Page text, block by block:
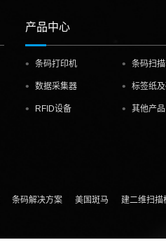
产品中心
条码打印机 条码扫
数据采集器 标签纸
RFID设备 其他产品
条码解决方案 美国斑马 建二维扫描